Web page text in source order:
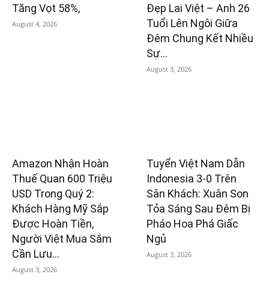
Tăng Vọt 58%,
August 4, 2026
Đẹp Lai Việt – Anh 26
Tuổi Lên Ngôi Giữa
Đêm Chung Kết Nhiều
Sự...
August 3, 2026
Amazon Nhận Hoàn
Thuế Quan 600 Triệu
USD Trong Quý 2:
Khách Hàng Mỹ Sắp
Được Hoàn Tiền,
Người Việt Mua Sắm
Cần Lưu...
August 3, 2026
Tuyển Việt Nam Dẫn
Indonesia 3-0 Trên
Sân Khách: Xuân Son
Tỏa Sáng Sau Đêm Bị
Pháo Hoa Phá Giấc
Ngủ
August 3, 2026